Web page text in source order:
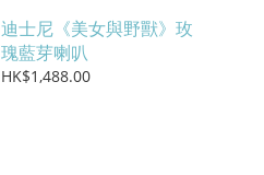
迪士尼《美女與野獸》玫
瑰藍芽喇叭
HK$1,488.00